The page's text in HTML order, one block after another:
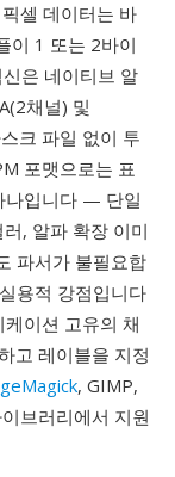
셀 데이터는 바
이 1 또는 2바이
은 네이티브 알
채널) 및
크 파일 없이 투
포맷으로는 표
나입니다 — 단일
, 알파 확장 이미
파서가 불필요합
용적 강점입니다
이션 고유의 채
고 레이블을 지정
, GIMP,
브러리에서 지원